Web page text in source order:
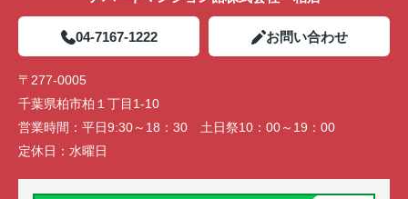
04-7167-1222 お問い合わせ
〒277-0005
千葉県柏市柏１丁目1-10
営業時間： 平日9:30～18：30 土日祭10：00～19：00
定休日： 水曜日